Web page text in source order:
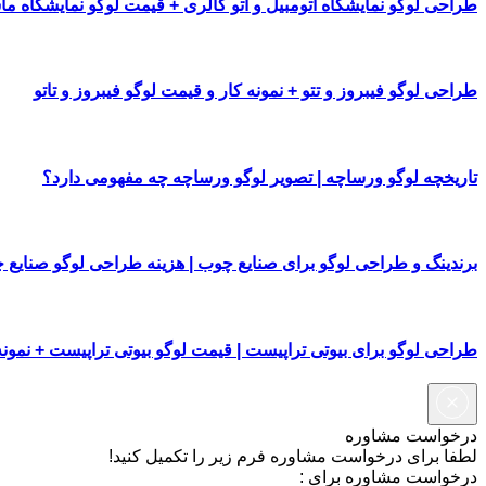
طراحی لوگو نمایشگاه اتومبیل و اتو گالری + قیمت لوگو نمایشگاه
طراحی لوگو فیبروز و تتو + نمونه کار و قیمت لوگو فیبروز و تاتو
تاریخچه لوگو ورساچه | تصویر لوگو ورساچه چه مفهومی دارد؟
برندینگ و طراحی لوگو برای صنایع چوب | هزینه طراحی لوگو
طراحی لوگو برای بیوتی تراپیست | قیمت لوگو بیوتی تراپیست +
درخواست مشاوره
لطفا برای درخواست مشاوره فرم زیر را تکمیل کنید!
درخواست مشاوره برای :